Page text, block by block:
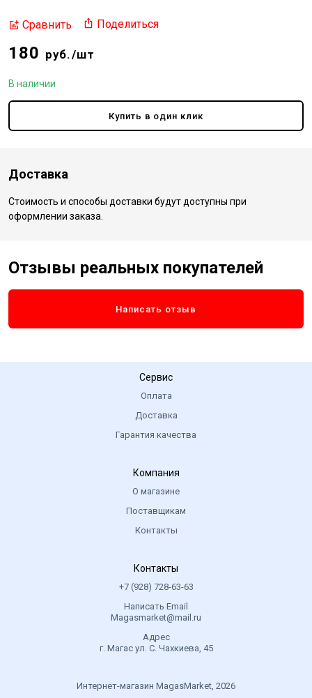
Сравнить Поделиться
180 руб./шт
В наличии
Купить в один клик
Доставка
Стоимость и способы доставки будут доступны при
оформлении заказа.
Отзывы реальных покупателей
Написать отзыв
Сервис
Оплата
Доставка
Гарантия качества
Компания
О магазине
Поставщикам
Контакты
Контакты
+7 (928) 728-63-63
Написать Email
Magasmarket@mail.ru
Адрес
г. Магас ул. С. Чахкиева, 45
Интернет-магазин MagasMarket, 2026